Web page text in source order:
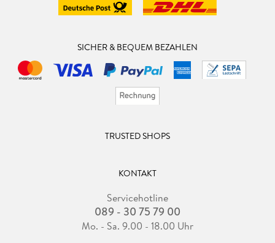
SICHER & BEQUEM BEZAHLEN
TRUSTED SHOPS
KONTAKT
Servicehotline
089 - 30 75 79 00
Mo. - Sa. 9.00 - 18.00 Uhr